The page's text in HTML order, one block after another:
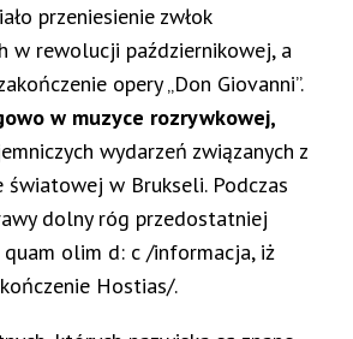
przeniesienie zwłok
w rewolucji październikowej, a
opery „Don Giovanni”.
w muzyce rozrywkowej,
wydarzeń związanych z
w Brukseli. Podczas
dolny róg przedostatniej
olim d: c /informacja, iż
Hostias/.